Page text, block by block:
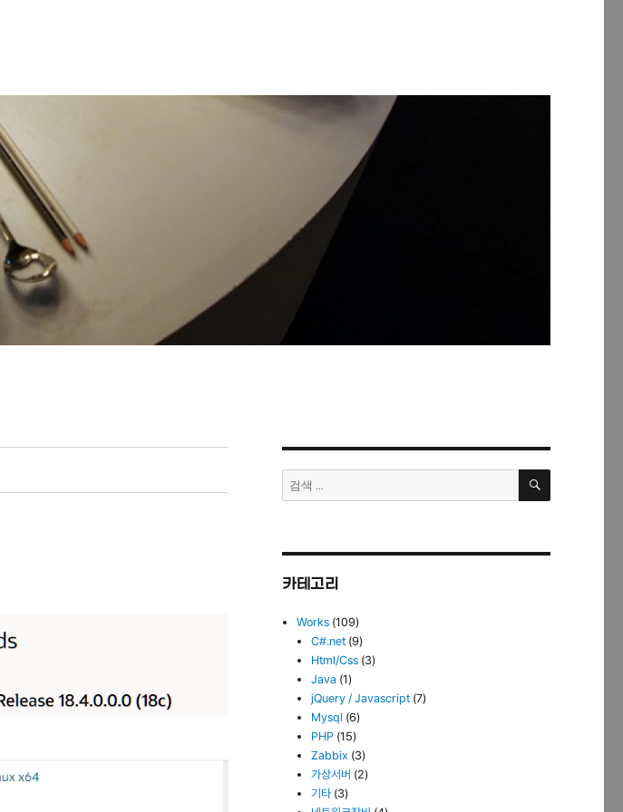
검
색:
검
카테고리
Works (109)
C#.net (9)
Html/Css (3)
Java (1)
jQuery / Javascript (7)
Mysql (6)
PHP (15)
Zabbix (3)
가상서버 (2)
기타 (3)